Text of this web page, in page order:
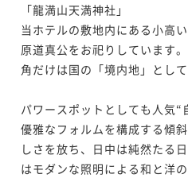
「龍満山天満神社」
当ホテルの敷地内にある小高
原道真公をお祀りしています
角だけは国の「境内地」とし
パワースポットとしても人気“
優雅なフォルムを構成する傾
しさを放ち、日中は純然たる
はモダンな照明による和と洋